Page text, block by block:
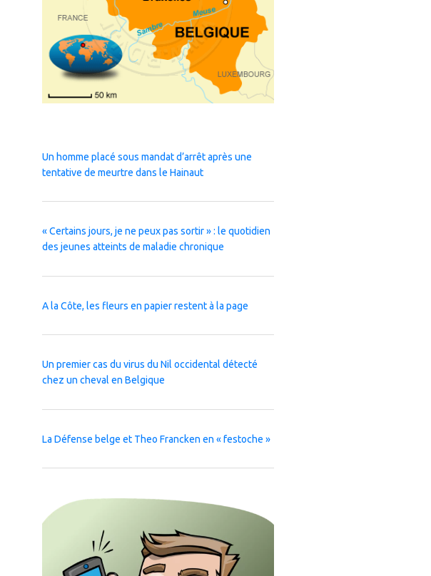
Un homme placé sous mandat d’arrêt après une
tentative de meurtre dans le Hainaut
« Certains jours, je ne peux pas sortir » : le quotidien
des jeunes atteints de maladie chronique
A la Côte, les fleurs en papier restent à la page
Un premier cas du virus du Nil occidental détecté
chez un cheval en Belgique
La Défense belge et Theo Francken en « festoche »